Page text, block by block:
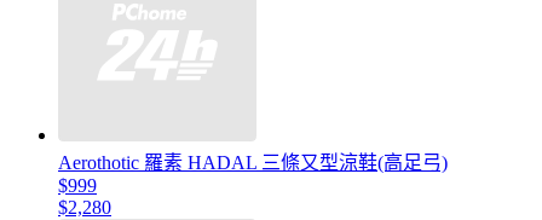
Aerothotic 羅素 HADAL 三條又型涼鞋(高足弓)
$999
$2,280